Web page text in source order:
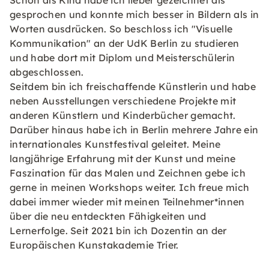
gesprochen und konnte mich besser in Bildern als in
Worten ausdrücken. So beschloss ich "Visuelle
Kommunikation" an der UdK Berlin zu studieren
und habe dort mit Diplom und Meisterschülerin
abgeschlossen.
Seitdem bin ich freischaffende Künstlerin und habe
neben Ausstellungen verschiedene Projekte mit
anderen Künstlern und Kinderbücher gemacht.
Darüber hinaus habe ich in Berlin mehrere Jahre ein
internationales Kunstfestival geleitet. Meine
langjährige Erfahrung mit der Kunst und meine
Faszination für das Malen und Zeichnen gebe ich
gerne in meinen Workshops weiter. Ich freue mich
dabei immer wieder mit meinen Teilnehmer*innen
über die neu entdeckten Fähigkeiten und
Lernerfolge. Seit 2021 bin ich Dozentin an der
Europäischen Kunstakademie Trier.